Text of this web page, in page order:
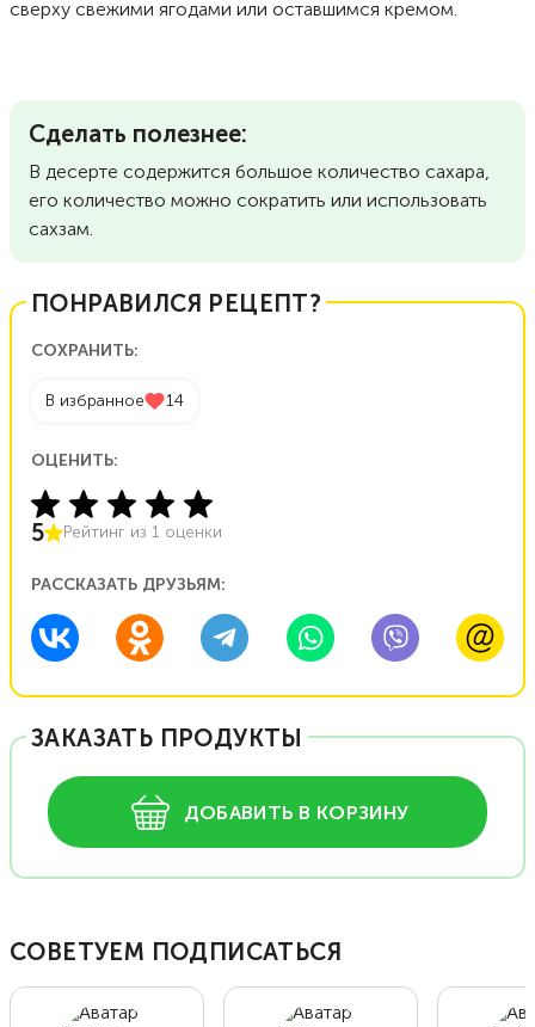
сверху свежими ягодами или оставшимся кремом.
Сделать полезнее:
В десерте содержится большое количество сахара,
его количество можно сократить или использовать
сахзам.
ПОНРАВИЛСЯ РЕЦЕПТ?
СОХРАНИТЬ:
В избранное 14
ОЦЕНИТЬ:
5 Рейтинг из 1 оценки
РАССКАЗАТЬ ДРУЗЬЯМ:
ЗАКАЗАТЬ ПРОДУКТЫ
ДОБАВИТЬ В КОРЗИНУ
СОВЕТУЕМ ПОДПИСАТЬСЯ